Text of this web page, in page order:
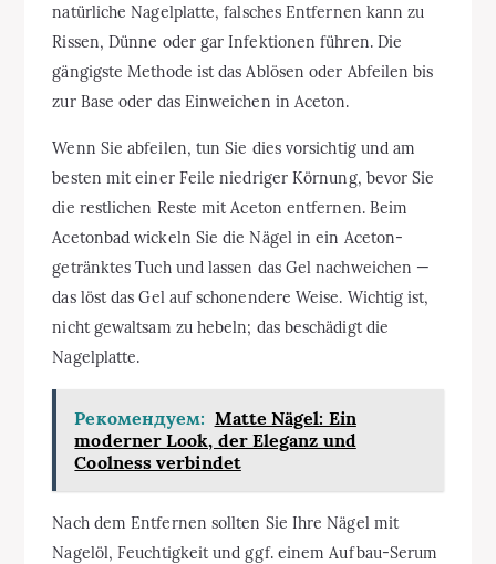
natürliche Nagelplatte, falsches Entfernen kann zu
Rissen, Dünne oder gar Infektionen führen. Die
gängigste Methode ist das Ablösen oder Abfeilen bis
zur Base oder das Einweichen in Aceton.
Wenn Sie abfeilen, tun Sie dies vorsichtig und am
besten mit einer Feile niedriger Körnung, bevor Sie
die restlichen Reste mit Aceton entfernen. Beim
Acetonbad wickeln Sie die Nägel in ein Aceton-
getränktes Tuch und lassen das Gel nachweichen —
das löst das Gel auf schonendere Weise. Wichtig ist,
nicht gewaltsam zu hebeln; das beschädigt die
Nagelplatte.
Рекомендуем: Matte Nägel: Ein
moderner Look, der Eleganz und
Coolness verbindet
Nach dem Entfernen sollten Sie Ihre Nägel mit
Nagelöl, Feuchtigkeit und ggf. einem Aufbau-Serum